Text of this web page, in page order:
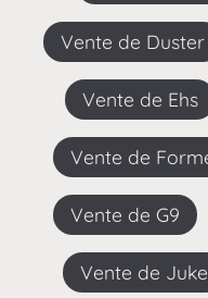
Vente de Duster
Vente de Ehs
Vente de
Vente de G9
Vente de Juke